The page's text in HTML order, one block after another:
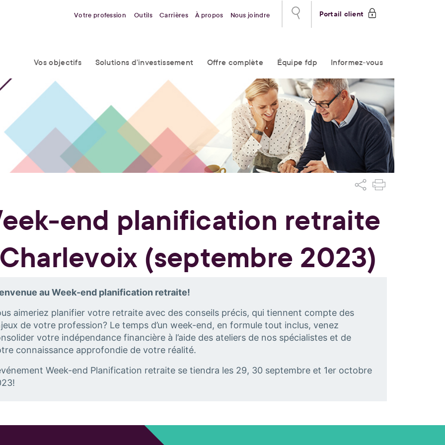
Portail client
Votre profession Outils Carrières À propos Nous joindre
Vos objectifs Solutions d’investissement Offre complète Équipe fdp Informez-vous
end planification retraite
(septembre 2023)
au Week-end planification retraite!
aimeriez planifier votre retraite avec des conseils précis, qui tiennent compte des
de votre profession? Le temps d’un week-end, en formule tout inclus, venez
votre indépendance financière à l’aide des ateliers de nos spécialistes et de
connaissance approfondie de votre réalité.
Week-end Planification retraite se tiendra les 29, 30 septembre et 1er octobre